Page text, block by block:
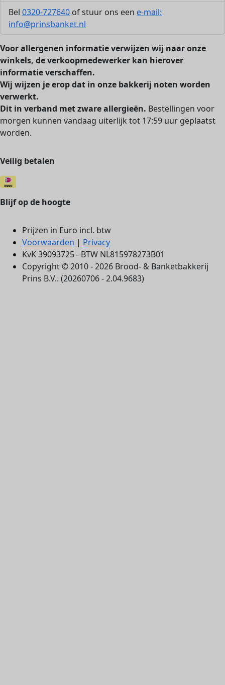
Bel 0320-727640 of stuur ons een e-mail:
info@prinsbanket.nl
Voor allergenen informatie verwijzen wij naar onze
winkels, de verkoopmedewerker kan hierover
informatie verschaffen.
Wij wijzen je erop dat in onze bakkerij noten worden
verwerkt.
Dit in verband met zware allergieën. Bestellingen voor
morgen kunnen vandaag uiterlijk tot 17:59 uur geplaatst
worden.
Veilig betalen
Blijf op de hoogte
Prijzen in Euro incl. btw
Voorwaarden | Privacy
KvK 39093725 - BTW NL815978273B01
Copyright © 2010 - 2026 Brood- & Banketbakkerij
Prins B.V.. (20260706 - 2.04.9683)